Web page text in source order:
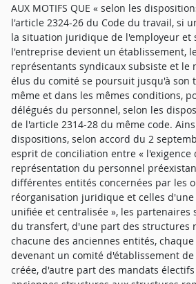
AUX MOTIFS QUE « selon les
l'article 2324-26 du Code du travail, si
la situation juridique de l'employeur et
l'entreprise devient un établissement,
représentants syndicaux subsiste et le
élus du comité se poursuit jusqu'à son
même et dans les mêmes conditions,
délégués du personnel, selon les
de l'article 2314-28 du même code.
dispositions, selon accord du 2
esprit de conciliation entre «
représentation du personnel
différentes entités concernées par les
réorganisation juridique et celles
unifiée et centralisée », les partenaires
du transfert, d'une part des structures
chacune des anciennes entités,
devenant un comité d'établissement
créée, d'autre part des mandats